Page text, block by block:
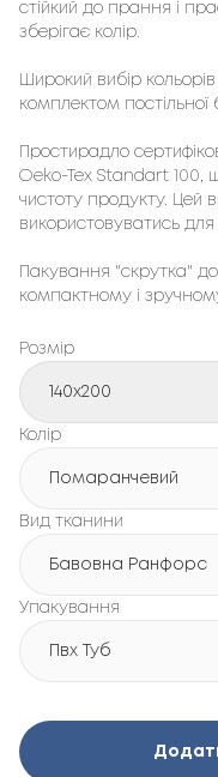
стійкий до прання і
зберігає колір.
Широкий вибір
комплектом постільної
Простирадло
Oeko-Tex Standart 100,
чистоту продукту. Цей
використовуватись для
Пакування "скрутка"
компактному і
Розмір
140x200
Колір
Помаранчевий
Вид тканини
Бавовна Ранфорс
Упакування
Пвх Туб